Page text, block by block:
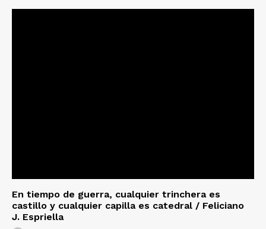
En tiempo de guerra, cualquier trinchera es
castillo y cualquier capilla es catedral / Feliciano
J. Espriella